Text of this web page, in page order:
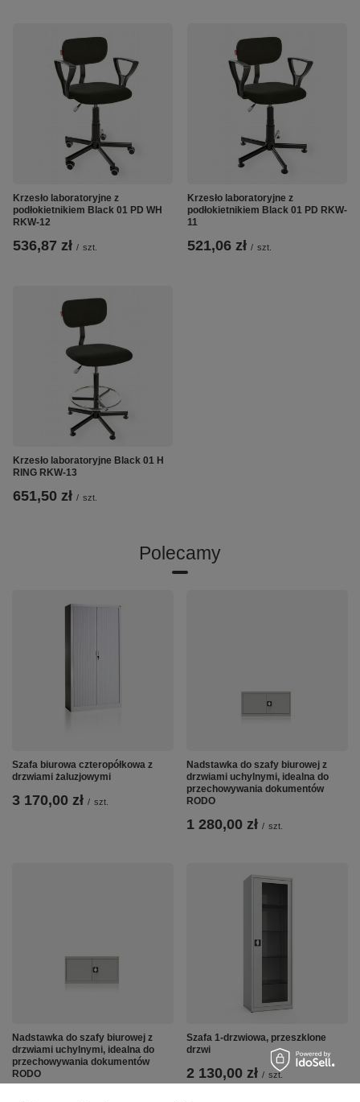
Krzesło laboratoryjne z
podłokietnikiem Black 01 PD WH
RKW-12
536,87 zł / szt.
Krzesło laboratoryjne z
podłokietnikiem Black 01 PD RKW-
11
521,06 zł / szt.
Krzesło laboratoryjne Black 01 H
RING RKW-13
651,50 zł / szt.
Polecamy
Szafa biurowa czteropółkowa z
drzwiami żaluzjowymi
3 170,00 zł / szt.
Nadstawka do szafy biurowej z
drzwiami uchylnymi, idealna do
przechowywania dokumentów
RODO
1 280,00 zł / szt.
Nadstawka do szafy biurowej z
drzwiami uchylnymi, idealna do
przechowywania dokumentów
RODO
Szafa 1-drzwiowa, przeszklone
drzwi
2 130,00 zł / szt.